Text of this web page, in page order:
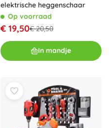
elektrische heggenschaar
Op voorraad
€ 19,50€ 20,50
In mandje